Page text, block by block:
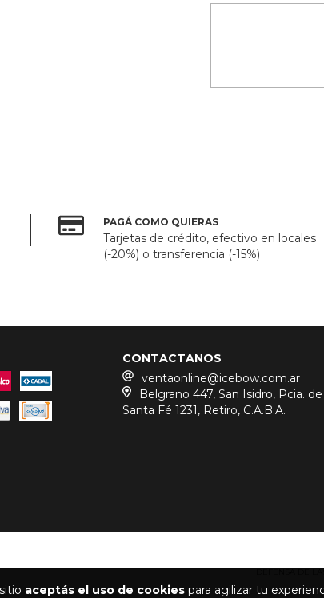
aceptás el uso de cookies para agilizar tu
PAGÁ COMO QUIERAS
Tarjetas de crédito, efectivo en locales
(-20%) o transferencia (-15%)
CONTACTANOS
ventaonline@icebow.com.ar
Belgrano 447, San Isidro, Pcia.
Santa Fé 1231, Retiro, C.A.B.A.
DEFENSA DE